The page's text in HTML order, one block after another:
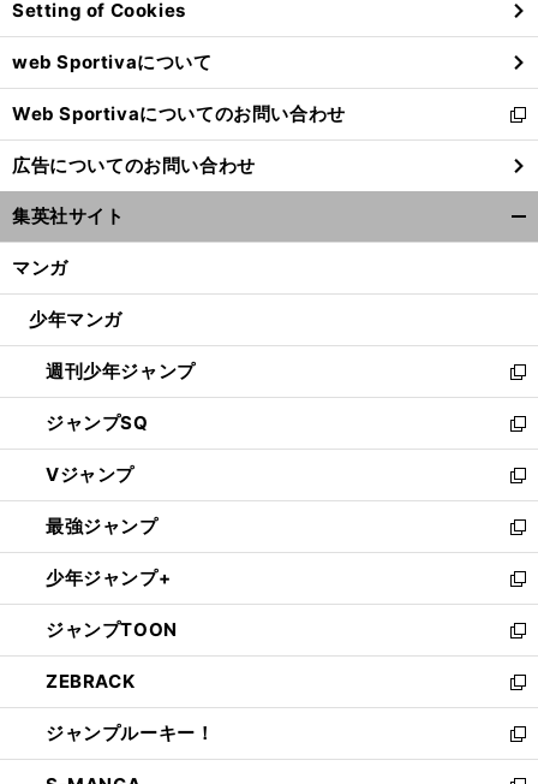
ド
ウ
で
開
く
Setting of Cookies
web Sportivaについて
Web Sportivaについてのお問い合わせ
新
し
い
ウ
ィ
ン
ウ
開
く
広告についてのお問い合わせ
集英社サイト
マンガ
少年マンガ
週刊少年ジャンプ
新
し
い
ウ
ィ
ン
ド
ウ
で
開
く
ジャンプSQ
新
し
い
ウ
ィ
ン
ド
ウ
で
開
く
Vジャンプ
新
し
い
ウ
ィ
ン
ド
ウ
で
開
く
最強ジャンプ
新
し
い
ウ
ィ
ン
ド
ウ
で
開
少年ジャンプ+
新
し
い
ウ
ィ
ン
ド
ウ
ジャンプTOON
新
し
い
ウ
ィ
ン
ZEBRACK
新
し
い
ウ
ジャンプルーキー！
新
し